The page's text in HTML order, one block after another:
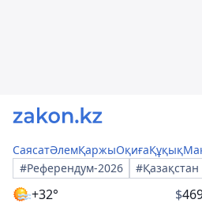
СаясатӘлемҚаржыОқиғаҚұқық
#Референдум-2026
+32° $